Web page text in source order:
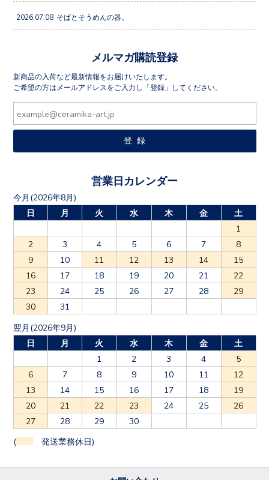
2026.07.08 そばとそうめんの器。
メルマガ購読登録
新商品の入荷など最新情報をお届けいたします。
ご希望の方はメールアドレスをご入力し「登録」してください。
営業日カレンダー
今月(2026年8月)
日
月 火 水 木 金
土
1
2
3 4 5 6 7
8
9
10 11 12 13 14
15
16
17 18 19 20 21
22
23
24 25 26 27 28
29
30
31
翌月(2026年9月)
日
月 火 水 木 金
土
1
2 3 4
5
6
7 8 9 10 11
12
13
14 15 16 17 18
19
20
21 22 23 24 25
26
27
28 29 30
( 発送業務休日)